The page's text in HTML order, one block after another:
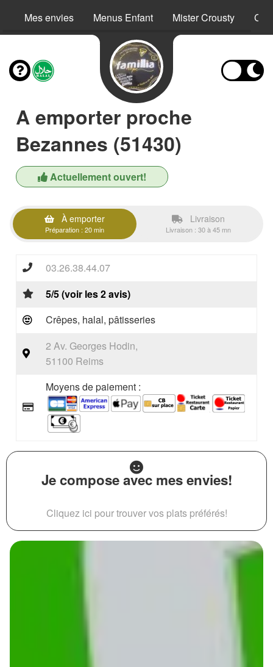
Mes envies Menus Enfant Mister Crousty
A emporter proche
Bezannes (51430)
Actuellement ouvert!
À emporter
Préparation : 20 min
Livraison
Livraison : 30 à 45 mn
03.26.38.44.07
5/5 (voir les 2 avis)
Crêpes, halal, pâtisseries
2 Av. Georges Hodin,
51100 Reims
Moyens de paiement :
Je compose avec mes envies!
Cliquez ici pour trouver vos plats préférés!